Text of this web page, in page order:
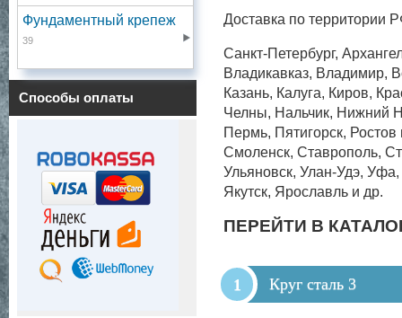
Фундаментный крепеж
39
Способы оплаты
Доставка по территории
Санкт-Петербург,
Владикавказ, Владимир,
Казань, Калуга, Киров,
Челны, Нальчик, Нижний
Пермь, Пятигорск,
Смоленск, Ставрополь,
Ульяновск, Улан-Удэ,
Якутск, Ярославль и др.
ПЕРЕЙТИ В
Круг сталь 3